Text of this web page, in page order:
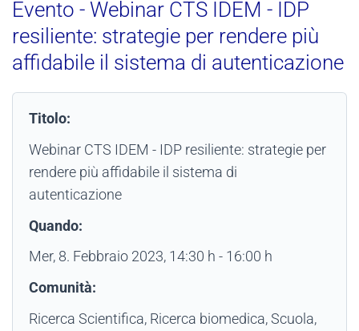
Evento - Webinar CTS IDEM - IDP
resiliente: strategie per rendere più
affidabile il sistema di autenticazione
Titolo:
Webinar CTS IDEM - IDP resiliente: strategie per
rendere più affidabile il sistema di
autenticazione
Quando:
Mer, 8. Febbraio 2023, 14:30 h - 16:00 h
Comunità:
Ricerca Scientifica, Ricerca biomedica, Scuola,